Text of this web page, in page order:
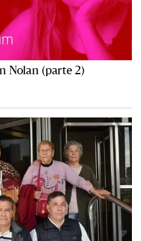
Nolan (parte 2)